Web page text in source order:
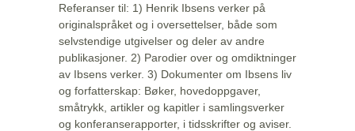
Referanser til: 1) Henrik Ibsens verker på
originalspråket og i oversettelser, både som
selvstendige utgivelser og deler av andre
publikasjoner. 2) Parodier over og omdiktninger
av Ibsens verker. 3) Dokumenter om Ibsens liv
og forfatterskap: Bøker, hovedoppgaver,
småtrykk, artikler og kapitler i samlingsverker
og konferanserapporter, i tidsskrifter og aviser.